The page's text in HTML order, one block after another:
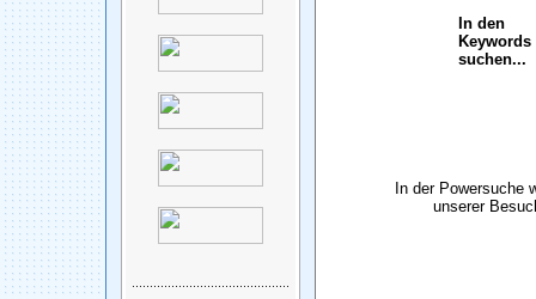
In den
Keywords
suchen...
In der Powersuche
unserer